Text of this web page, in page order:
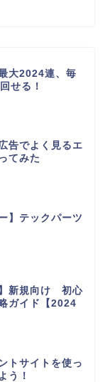
大2024連、毎
回せる！
告でよく見るエ
てみた
】テックパーツ
】新規向け 初心
ガイド【2024
トサイトを使っ
う！